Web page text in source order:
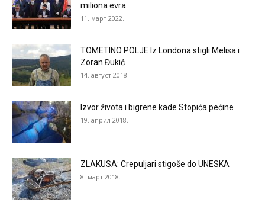
miliona evra
11. март 2022.
TOMETINO POLJE Iz Londona stigli Melisa i
Zoran Đukić
14. август 2018.
Izvor života i bigrene kade Stopića pećine
19. април 2018.
ZLAKUSA: Crepuljari stigoše do UNESKA
8. март 2018.